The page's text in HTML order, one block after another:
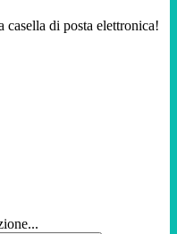
di posta elettronica!